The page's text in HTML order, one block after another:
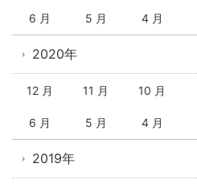
6 月 5 月 4 月
2020年
12 月 11 月 10 月
6 月 5 月 4 月
2019年